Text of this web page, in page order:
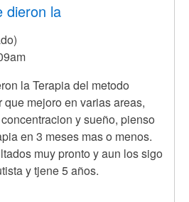
dieron la
la Terapia del metodo
mejoro en varias areas,
y sueño, pienso
en 3 meses mas o menos.
muy pronto y aun los sigo
y tjene 5 años.